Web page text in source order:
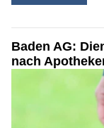
Baden AG:
nach